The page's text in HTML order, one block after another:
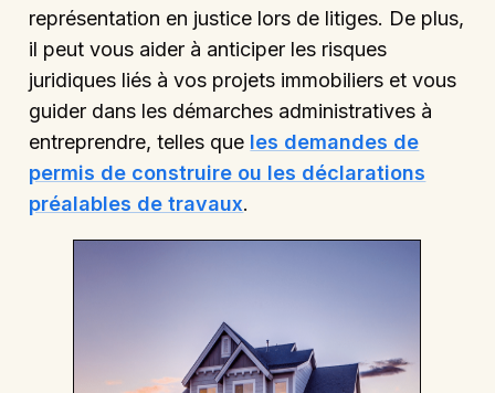
représentation en justice lors de litiges. De plus,
il peut vous aider à anticiper les risques
juridiques liés à vos projets immobiliers et vous
guider dans les démarches administratives à
entreprendre, telles que les demandes de
permis de construire ou les déclarations
préalables de travaux.